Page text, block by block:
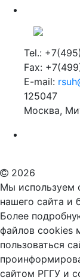
Tel.:
Fax:
E-mail:
125047
Москва,
2026
Мы используем
нашего сайта и
Более
файлов cookies
пользоваться
сайтом РГГУ и